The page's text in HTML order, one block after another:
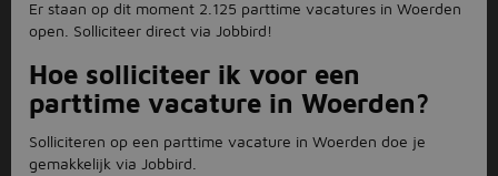
Er staan op dit moment 2.125 parttime vacatures in Woerden
open. Solliciteer direct via Jobbird!
Hoe solliciteer ik voor een
parttime vacature in Woerden?
Solliciteren op een parttime vacature in Woerden doe je
gemakkelijk via Jobbird.